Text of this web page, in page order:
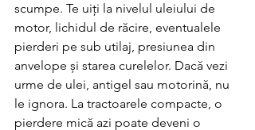
scumpe. Te uiți la nivelul uleiului de
motor, lichidul de răcire, eventualele
pierderi pe sub utilaj, presiunea din
anvelope și starea curelelor. Dacă vezi
urme de ulei, antigel sau motorină, nu
le ignora. La tractoarele compacte, o
pierdere mică azi poate deveni o